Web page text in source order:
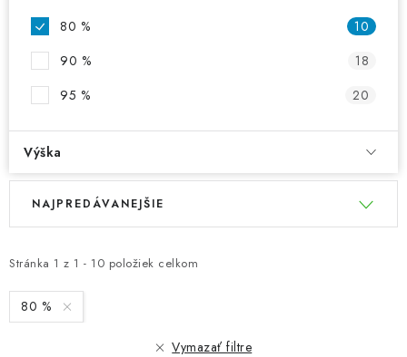
80 %
10
90 %
18
95 %
20
Výška
V
i
s
p
Stránka 1 z 1 - 10 položiek celkom
R
e
n
i
NAJPREDÁVANEJŠIE
80 %
Vymazať filtre